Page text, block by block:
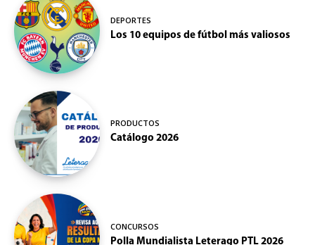
DEPORTES
Los 10 equipos de fútbol más valiosos
PRODUCTOS
Catálogo 2026
CONCURSOS
Polla Mundialista Leterago PTL 2026